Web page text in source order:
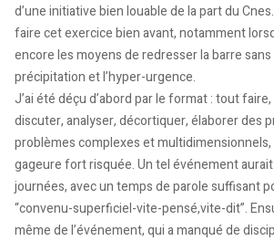
d’une initiative bien louable de la part du
faire cet exercice bien avant, notamment
encore les moyens de redresser la barre
précipitation et l’hyper-urgence.
J’ai été déçu d’abord par le format : tout
discuter, analyser, décortiquer, élaborer des
problèmes complexes et multidimensionnels,
gageure fort risquée. Un tel événement
journées, avec un temps de parole suffisant
“convenu-superficiel-vite-pensé,vite-dit”.
même de l’événement, qui a manqué de